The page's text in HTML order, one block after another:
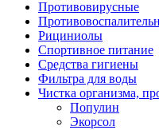
Противовирусные
Рициниолы
Спортивное питание
Средства гигиены
Фильтра для воды
Чистка организма,
Популин
Экорсол